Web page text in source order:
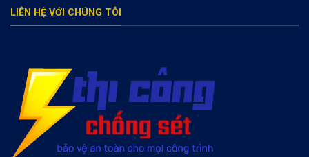
LIÊN HỆ VỚI CHÚNG TÔI